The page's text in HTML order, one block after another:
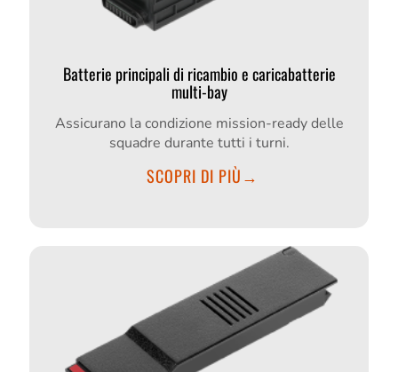
Batterie principali di ricambio e caricabatterie
multi-bay
Assicurano la condizione mission-ready delle
squadre durante tutti i turni.
SCOPRI DI PIÙ→